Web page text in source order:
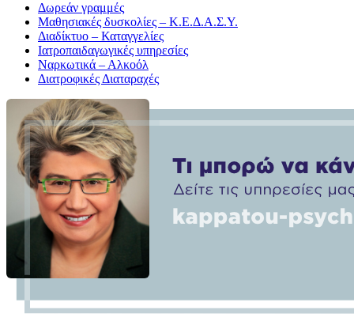
Δωρεάν γραμμές
Μαθησιακές δυσκολίες – Κ.Ε.Δ.Α.Σ.Υ.
Διαδίκτυο – Καταγγελίες
Ιατροπαιδαγωγικές υπηρεσίες
Ναρκωτικά – Αλκοόλ
Διατροφικές Διαταραχές